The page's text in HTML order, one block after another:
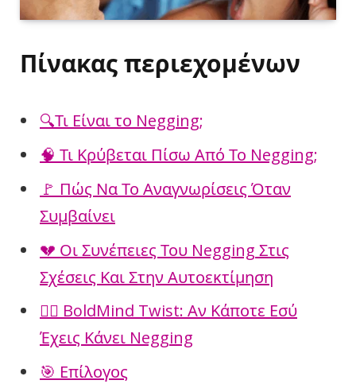
Πίνακας περιεχομένων
🔍Τι Είναι το Negging;
🧠 Τι Κρύβεται Πίσω Από Το Negging;
🚩 Πώς Να Το Αναγνωρίσεις Όταν
Συμβαίνει
💔 Οι Συνέπειες Του Negging Στις
Σχέσεις Και Στην Αυτοεκτίμηση
🧘‍♀️ BoldMind Twist: Αν Κάποτε Εσύ
Έχεις Κάνει Negging
🎯 Επίλογος